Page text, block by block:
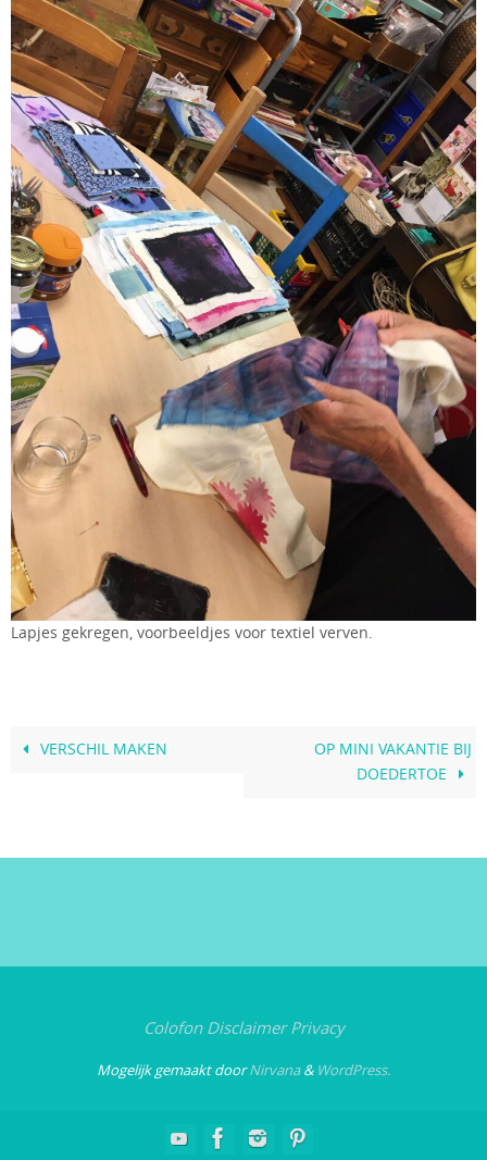
Lapjes gekregen, voorbeeldjes voor textiel verven.
VERSCHIL MAKEN
OP MINI VAKANTIE BIJ
DOEDERTOE
Colofon Disclaimer Privacy
Mogelijk gemaakt doorNirvana& WordPress.